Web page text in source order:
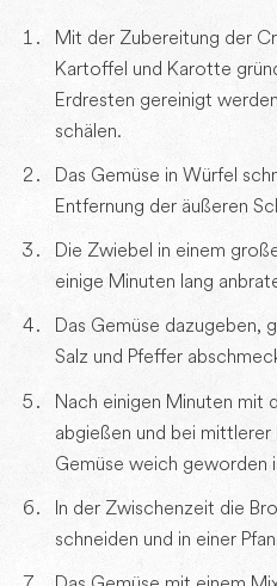
Mit der Zubereitung der
Kartoffel und Karotte
Erdresten gereinigt
schälen.
Das Gemüse in Würfel
Entfernung der äußeren
Die Zwiebel in einem
einige Minuten lang
Das Gemüse dazugeben,
Salz und Pfeffer
Nach einigen Minuten mit
abgießen und bei mittlerer
Gemüse weich geworden
In der Zwischenzeit die
schneiden und in einer